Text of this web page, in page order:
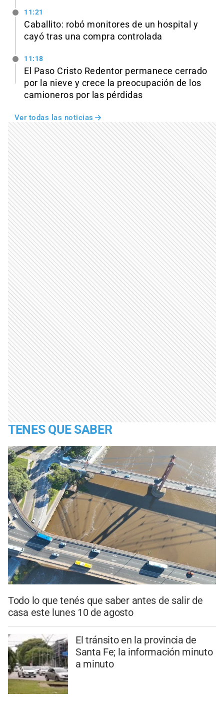
11:21
Caballito: robó monitores de un hospital y
cayó tras una compra controlada
11:18
El Paso Cristo Redentor permanece cerrado
por la nieve y crece la preocupación de los
camioneros por las pérdidas
Ver todas las noticias
TENES QUE SABER
Todo lo que tenés que saber antes de salir de
casa este lunes 10 de agosto
El tránsito en la provincia de
Santa Fe; la información minuto
a minuto